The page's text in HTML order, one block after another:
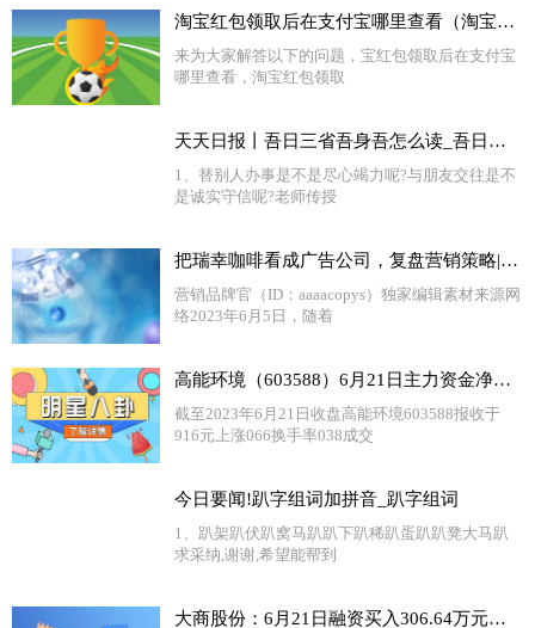
淘宝红包领取后在支付宝哪里查看（淘宝红包领取后在哪里） 全球热门
来为大家解答以下的问题，宝红包领取后在支付宝
哪里查看，淘宝红包领取
天天日报丨吾日三省吾身吾怎么读_吾日三省吾身读音是什么意思
1、替别人办事是不是尽心竭力呢?与朋友交往是不
是诚实守信呢?老师传授
把瑞幸咖啡看成广告公司，复盘营销策略|世界热议
营销品牌官（ID：aaaacopys）独家编辑素材来源网
络2023年6月5日，随着
高能环境（603588）6月21日主力资金净买入589.81万元-世界报资讯
截至2023年6月21日收盘高能环境603588报收于
916元上涨066换手率038成交
今日要闻!趴字组词加拼音_趴字组词
1、趴架趴伏趴窝马趴趴下趴稀趴蛋趴趴凳大马趴
求采纳,谢谢,希望能帮到
大商股份：6月21日融资买入306.64万元，融资融券余额3.25亿元